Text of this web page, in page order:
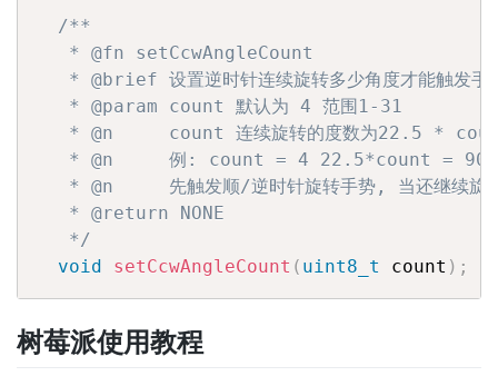
/**
   * @fn setCcwAngleCount
* @brief 设置逆时针连续旋转多少角度才能触发手
   * @param count 默认为 4 范围1-31
* @n     count 连续旋转的度数为22.5 *
   * @n     例: count = 4 22.5*count = 90
* @n     先触发顺/逆时针旋转手势, 当还继续旋
   * @return NONE
   */
void
setCcwAngleCount ( uint8_t count ) ;
树莓派使用教程